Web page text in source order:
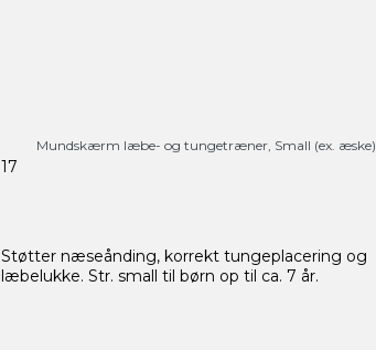
Mundskærm læbe- og tungetræner, Small (ex. æske)
17
Støtter næseånding, korrekt tungeplacering og
læbelukke. Str. small til børn op til ca. 7 år.